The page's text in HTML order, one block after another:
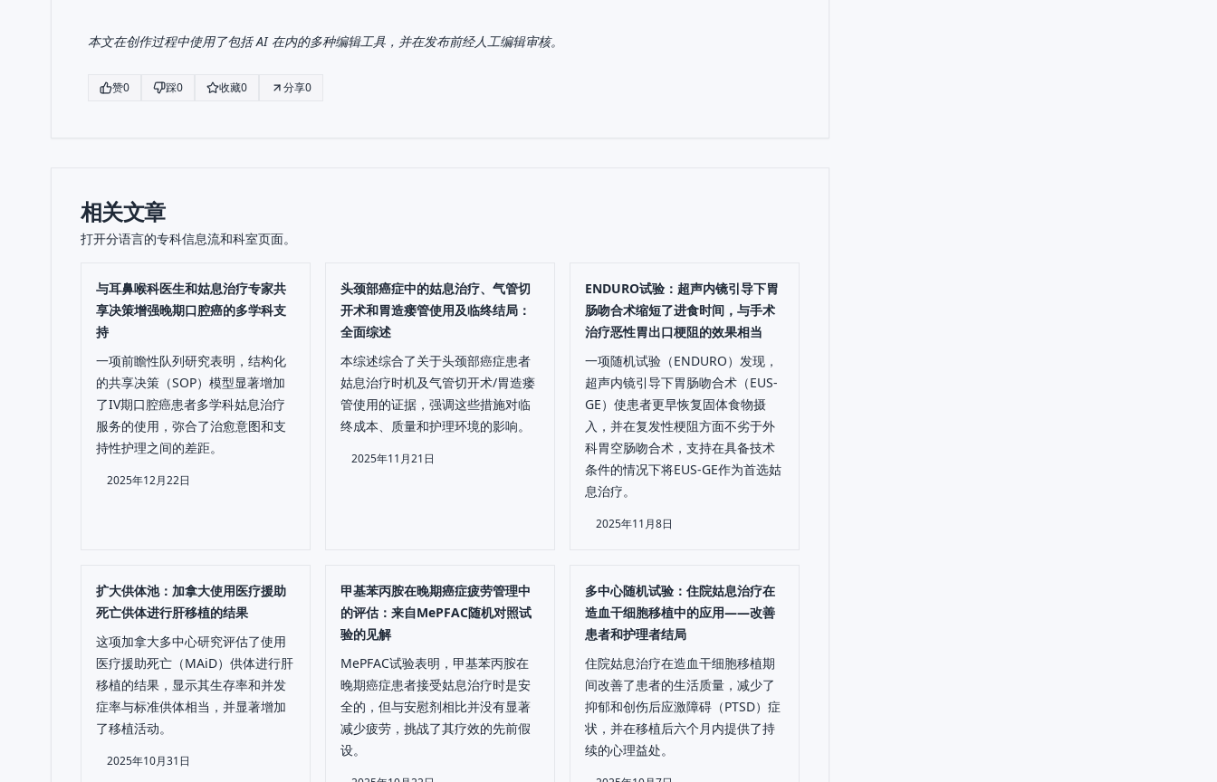
本文在创作过程中使用了包括 AI 在内的多种编辑工具，并在发布前经人工编辑审核。
赞0 踩0 收藏0 分享0
相关文章
打开分语言的专科信息流和科室页面。
与耳鼻喉科医生和姑息治疗专家共
享决策增强晚期口腔癌的多学科支
持
一项前瞻性队列研究表明，结构化
的共享决策（SOP）模型显著增加
了IV期口腔癌患者多学科姑息治疗
服务的使用，弥合了治愈意图和支
持性护理之间的差距。
2025年12月22日
头颈部癌症中的姑息治疗、气管切
开术和胃造瘘管使用及临终结局：
全面综述
本综述综合了关于头颈部癌症患者
姑息治疗时机及气管切开术/胃造瘘
管使用的证据，强调这些措施对临
终成本、质量和护理环境的影响。
2025年11月21日
ENDURO试验：超声内镜引导下胃
肠吻合术缩短了进食时间，与手术
治疗恶性胃出口梗阻的效果相当
一项随机试验（ENDURO）发现，
超声内镜引导下胃肠吻合术（EUS-
GE）使患者更早恢复固体食物摄
入，并在复发性梗阻方面不劣于外
科胃空肠吻合术，支持在具备技术
条件的情况下将EUS-GE作为首选姑
息治疗。
2025年11月8日
扩大供体池：加拿大使用医疗援助
死亡供体进行肝移植的结果
这项加拿大多中心研究评估了使用
医疗援助死亡（MAiD）供体进行肝
移植的结果，显示其生存率和并发
症率与标准供体相当，并显著增加
了移植活动。
2025年10月31日
甲基苯丙胺在晚期癌症疲劳管理中
的评估：来自MePFAC随机对照试
验的见解
MePFAC试验表明，甲基苯丙胺在
晚期癌症患者接受姑息治疗时是安
全的，但与安慰剂相比并没有显著
减少疲劳，挑战了其疗效的先前假
设。
多中心随机试验：住院姑息治疗在
造血干细胞移植中的应用——改善
患者和护理者结局
住院姑息治疗在造血干细胞移植期
间改善了患者的生活质量，减少了
抑郁和创伤后应激障碍（PTSD）症
状，并在移植后六个月内提供了持
续的心理益处。